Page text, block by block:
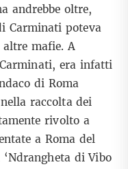
andrebbe oltre,
Carminati poteva
mafie. A
era infatti
di Roma
raccolta dei
rivolto a
a Roma del
di Vibo